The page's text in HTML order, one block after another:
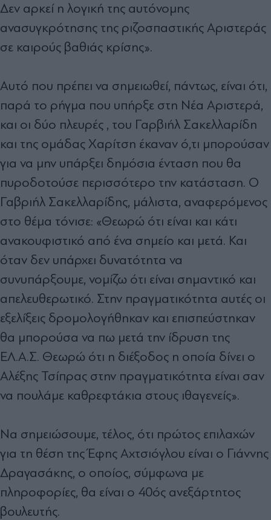
Δεν αρκεί η λογική της αυτόνομης
ανασυγκρότησης της ριζοσπαστικής Αριστεράς
σε καιρούς βαθιάς κρίσης».
Αυτό που πρέπει να σημειωθεί, πάντως, είναι ότι,
παρά το ρήγμα που υπήρξε στη Νέα Αριστερά,
και οι δύο πλευρές , του Γαρβιήλ Σακελλαρίδη
και της ομάδας Χαρίτση έκαναν ό,τι μπορούσαν
για να μην υπάρξει δημόσια ένταση που θα
πυροδοτούσε περισσότερο την κατάσταση. Ο
Γαβριήλ Σακελλαρίδης, μάλιστα, αναφερόμενος
στο θέμα τόνισε: «Θεωρώ ότι είναι και κάτι
ανακουφιστικό από ένα σημείο και μετά. Και
όταν δεν υπάρχει δυνατότητα να
συνυπάρξουμε, νομίζω ότι είναι σημαντικό και
απελευθερωτικό. Στην πραγματικότητα αυτές οι
εξελίξεις δρομολογήθηκαν και επισπεύστηκαν
θα μπορούσα να πω μετά την ίδρυση της
ΕΛ.Α.Σ. Θεωρώ ότι η διέξοδος η οποία δίνει ο
Αλέξης Τσίπρας στην πραγματικότητα είναι σαν
να πουλάμε καθρεφτάκια στους ιθαγενείς».
Να σημειώσουμε, τέλος, ότι πρώτος επιλαχών
για τη θέση της Έφης Αχτσιόγλου είναι ο Γιάννης
Δραγασάκης, ο οποίος, σύμφωνα με
πληροφορίες, θα είναι ο 40ός ανεξάρτητος
βουλευτής.